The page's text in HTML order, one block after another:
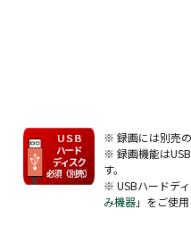
※ 録画には別売の
※ 録画機能は
す。
※ USBハードデ
み機器」をご使用